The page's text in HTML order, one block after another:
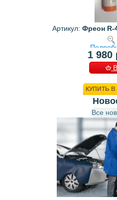
Артикул: Фреон R-
1 980
В
КУПИТЬ В
Все